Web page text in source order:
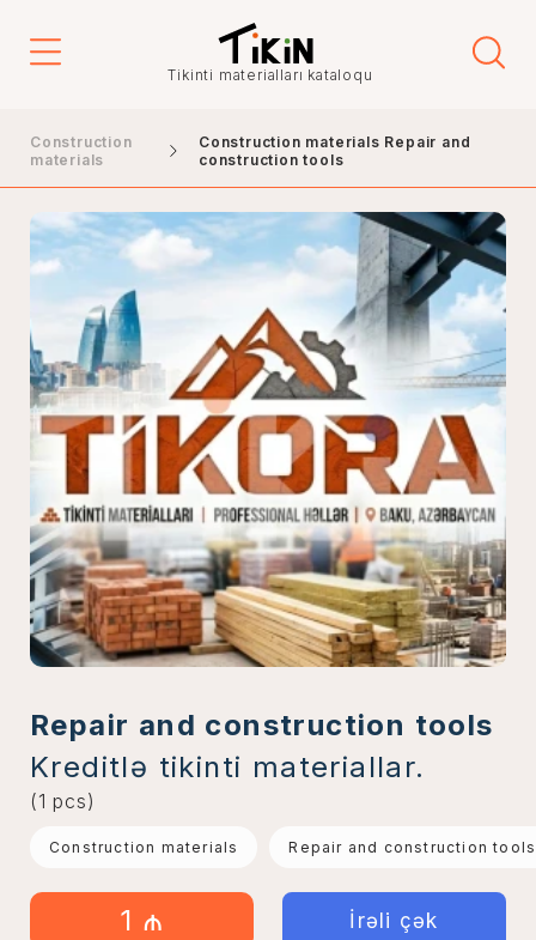
Tikinti materialları kataloqu
Construction
materials
Construction materials Repair and
construction tools
Repair and construction tools
Kreditlə tikinti materiallar.
(1 pcs)
Construction materials Repair and construction tools
1 ₼ İrəli çək